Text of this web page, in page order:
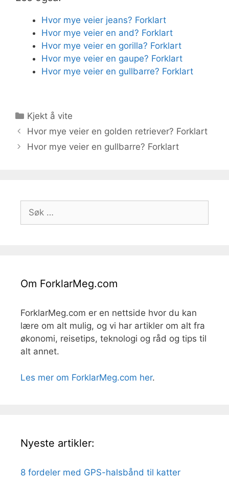
Hvor mye veier jeans? Forklart
Hvor mye veier en and? Forklart
Hvor mye veier en gorilla? Forklart
Hvor mye veier en gaupe? Forklart
Hvor mye veier en gullbarre? Forklart
Kategorier
Kjekt å vite
Hvor mye veier en golden retriever? Forklart
Hvor mye veier en gullbarre? Forklart
Søk
etter:
Om ForklarMeg.com
ForklarMeg.com er en nettside hvor du kan
lære om alt mulig, og vi har artikler om alt fra
økonomi, reisetips, teknologi og råd og tips til
alt annet.
Les mer om ForklarMeg.com her.
Nyeste artikler:
8 fordeler med GPS-halsbånd til katter